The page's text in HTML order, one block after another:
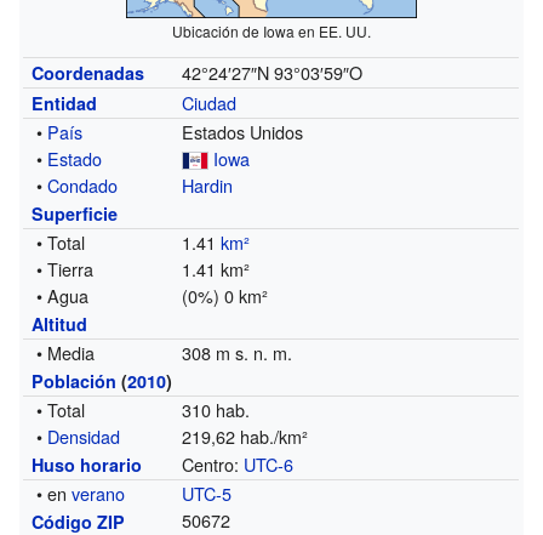
Ubicación de Iowa en EE. UU.
Coordenadas 42°24′27″N 93°03′59″O
Entidad
Ciudad
• País
Estados Unidos
• Estado
Iowa
•Condado Hardin
Superficie
• Total 1.41km²
• Tierra
1.41 km²
• Agua
(0%) 0 km²
Altitud
• Media 308 m s. n. m.
Población (2010)
• Total
310 hab.
• Densidad 219,62 hab./km²
Huso horario Centro: UTC-6
• enverano UTC-5
Código ZIP 50672